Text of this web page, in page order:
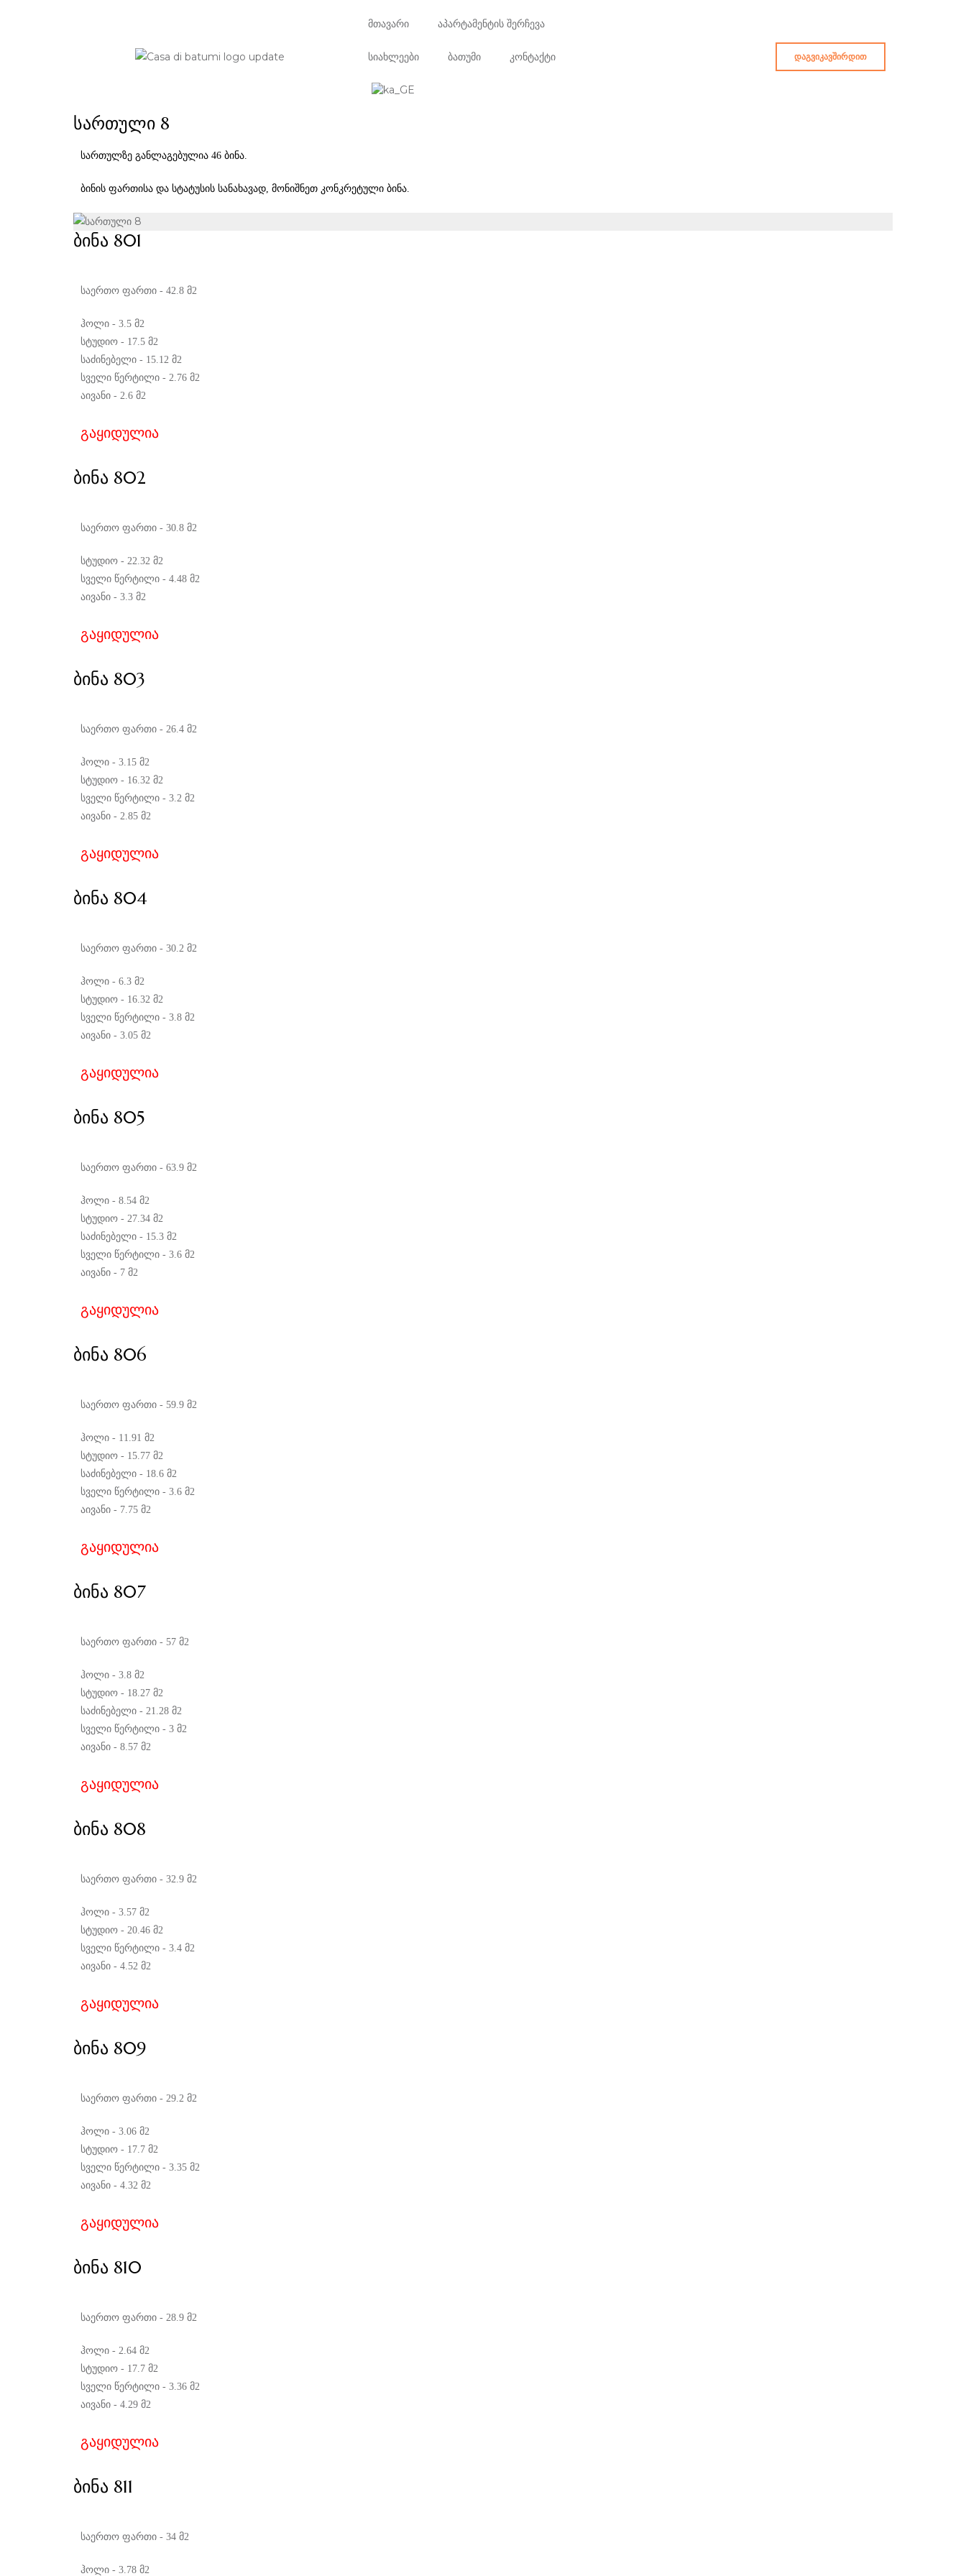
მთავარი აპარტამენტის შერჩევა
სიახლეები ბათუმი კონტაქტი ᲓᲐᲒᲕᲘᲙᲐᲕᲨᲘᲠᲓᲘᲗ
ᲡᲐᲠᲗᲣᲚᲘ 8
სართულზე განლაგებულია 46 ბინა.
ბინის ფართისა და სტატუსის სანახავად, მონიშნეთ კონკრეტული ბინა.
ᲑᲘᲜᲐ 801
საერთო ფართი - 42.8 მ2
ჰოლი - 3.5 მ2
სტუდიო - 17.5 მ2
საძინებელი - 15.12 მ2
სველი წერტილი - 2.76 მ2
აივანი - 2.6 მ2
გაყიდულია
ᲑᲘᲜᲐ 802
საერთო ფართი - 30.8 მ2
სტუდიო - 22.32 მ2
სველი წერტილი - 4.48 მ2
აივანი - 3.3 მ2
გაყიდულია
ᲑᲘᲜᲐ 803
საერთო ფართი - 26.4 მ2
ჰოლი - 3.15 მ2
სტუდიო - 16.32 მ2
სველი წერტილი - 3.2 მ2
აივანი - 2.85 მ2
გაყიდულია
ᲑᲘᲜᲐ 804
საერთო ფართი - 30.2 მ2
ჰოლი - 6.3 მ2
სტუდიო - 16.32 მ2
სველი წერტილი - 3.8 მ2
აივანი - 3.05 მ2
გაყიდულია
ᲑᲘᲜᲐ 805
საერთო ფართი - 63.9 მ2
ჰოლი - 8.54 მ2
სტუდიო - 27.34 მ2
საძინებელი - 15.3 მ2
სველი წერტილი - 3.6 მ2
აივანი - 7 მ2
გაყიდულია
ᲑᲘᲜᲐ 806
საერთო ფართი - 59.9 მ2
ჰოლი - 11.91 მ2
სტუდიო - 15.77 მ2
საძინებელი - 18.6 მ2
სველი წერტილი - 3.6 მ2
აივანი - 7.75 მ2
გაყიდულია
ᲑᲘᲜᲐ 807
საერთო ფართი - 57 მ2
ჰოლი - 3.8 მ2
სტუდიო - 18.27 მ2
საძინებელი - 21.28 მ2
სველი წერტილი - 3 მ2
აივანი - 8.57 მ2
გაყიდულია
ᲑᲘᲜᲐ 808
საერთო ფართი - 32.9 მ2
ჰოლი - 3.57 მ2
სტუდიო - 20.46 მ2
სველი წერტილი - 3.4 მ2
აივანი - 4.52 მ2
გაყიდულია
ᲑᲘᲜᲐ 809
საერთო ფართი - 29.2 მ2
ჰოლი - 3.06 მ2
სტუდიო - 17.7 მ2
სველი წერტილი - 3.35 მ2
აივანი - 4.32 მ2
გაყიდულია
ᲑᲘᲜᲐ 810
საერთო ფართი - 28.9 მ2
ჰოლი - 2.64 მ2
სტუდიო - 17.7 მ2
სველი წერტილი - 3.36 მ2
აივანი - 4.29 მ2
გაყიდულია
ᲑᲘᲜᲐ 811
საერთო ფართი - 34 მ2
ჰოლი - 3.78 მ2